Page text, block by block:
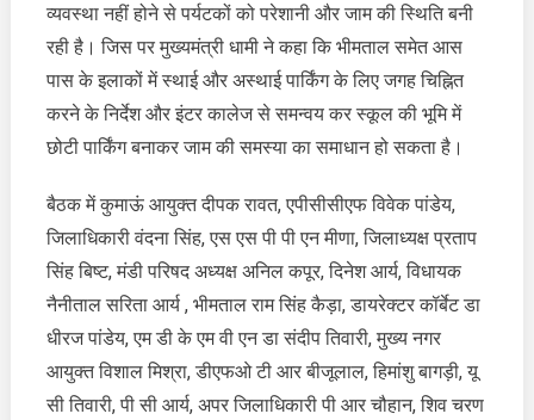
व्यवस्था नहीं होने से पर्यटकों को परेशानी और जाम की स्थिति बनी
रही है। जिस पर मुख्यमंत्री धामी ने कहा कि भीमताल समेत आस
पास के इलाकों में स्थाई और अस्थाई पार्किंग के लिए जगह चिह्नित
करने के निर्देश और इंटर कालेज से समन्वय कर स्कूल की भूमि में
छोटी पार्किंग बनाकर जाम की समस्या का समाधान हो सकता है।
बैठक में कुमाऊं आयुक्त दीपक रावत, एपीसीसीएफ विवेक पांडेय,
जिलाधिकारी वंदना सिंह, एस एस पी पी एन मीणा, जिलाध्यक्ष प्रताप
सिंह बिष्ट, मंडी परिषद अध्यक्ष अनिल कपूर, दिनेश आर्य, विधायक
नैनीताल सरिता आर्य , भीमताल राम सिंह कैड़ा, डायरेक्टर कॉर्बेट डा
धीरज पांडेय, एम डी के एम वी एन डा संदीप तिवारी, मुख्य नगर
आयुक्त विशाल मिश्रा, डीएफओ टी आर बीजूलाल, हिमांशु बागड़ी, यू
सी तिवारी, पी सी आर्य, अपर जिलाधिकारी पी आर चौहान, शिव चरण